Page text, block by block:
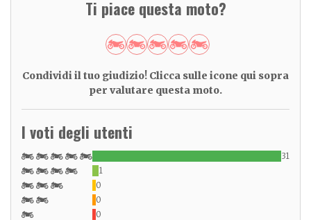
Ti piace questa moto?
Condividi il tuo giudizio! Clicca sulle icone qui sopra
per valutare questa moto.
I voti degli utenti
31
1
0
0
0